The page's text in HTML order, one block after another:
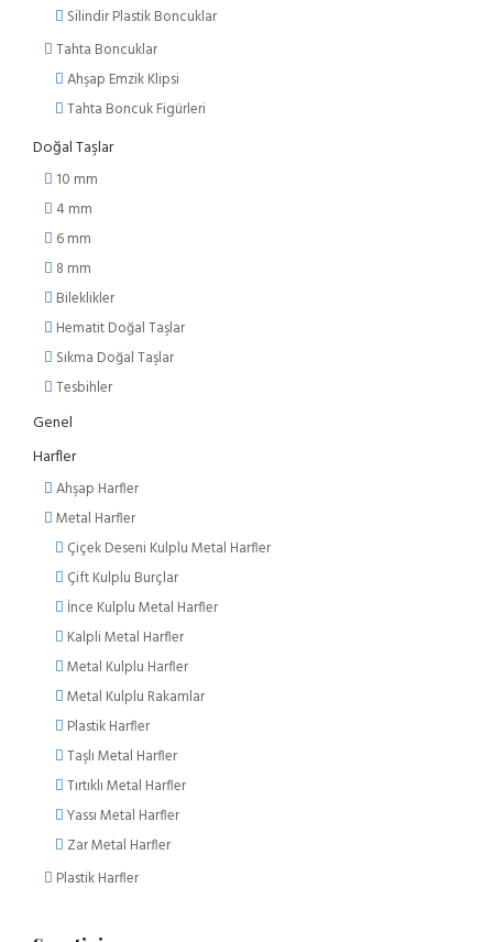
Silindir Plastik Boncuklar
Tahta Boncuklar
Ahşap Emzik Klipsi
Tahta Boncuk Figürleri
Doğal Taşlar
10 mm
4 mm
6 mm
8 mm
Bileklikler
Hematit Doğal Taşlar
Sıkma Doğal Taşlar
Tesbihler
Genel
Harfler
Ahşap Harfler
Metal Harfler
Çiçek Deseni Kulplu Metal Harfler
Çift Kulplu Burçlar
İnce Kulplu Metal Harfler
Kalpli Metal Harfler
Metal Kulplu Harfler
Metal Kulplu Rakamlar
Plastik Harfler
Taşlı Metal Harfler
Tırtıklı Metal Harfler
Yassı Metal Harfler
Zar Metal Harfler
Plastik Harfler